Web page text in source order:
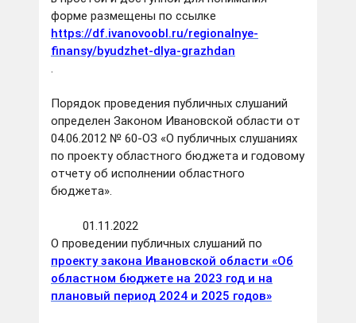
форме размещены по ссылке
https://df.ivanovoobl.ru/regionalnye-
finansy/byudzhet-dlya-grazhdan
.
Порядок проведения публичных слушаний
определен Законом Ивановской области от
04.06.2012 № 60-ОЗ «О публичных слушаниях
по проекту областного бюджета и годовому
отчету об исполнении областного
бюджета».
01.11.2022
О проведении публичных слушаний по
проекту закона Ивановской области «Об
областном бюджете на 2023 год и на
плановый период 2024 и 2025 годов»